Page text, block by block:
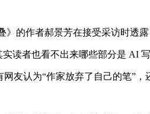
的作者郝景芳在接受采访时透
读者也看不出来哪些部分是 AI 写
友认为“作家放弃了自己的笔”，